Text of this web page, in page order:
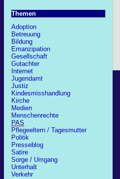
Themen
Adoption
Betreuung
Bildung
Emanzipation
Gesellschaft
Gutachter
Internet
Jugendamt
Justiz
Kindesmisshandlung
Kirche
Medien
Menschenrechte
PAS
Pflegeeltern / Tagesmutter
Politik
Presseblog
Satire
Sorge / Umgang
Unterhalt
Verkehr